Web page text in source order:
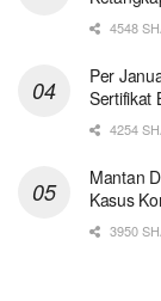
4548
Per
Sertifikat
4254
Mantan
Kasus
3950